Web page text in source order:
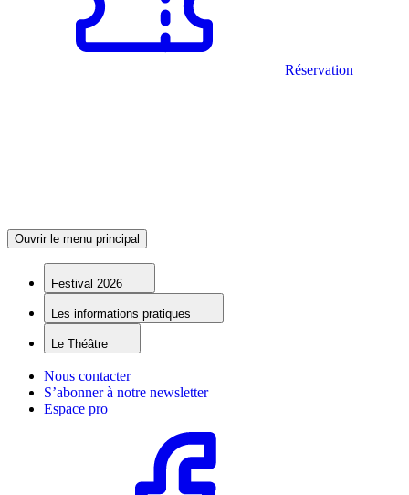
Réservation
Ouvrir le menu principal
Festival 2026
Les informations pratiques
Le Théâtre
Nous contacter
S’abonner à notre newsletter
Espace pro